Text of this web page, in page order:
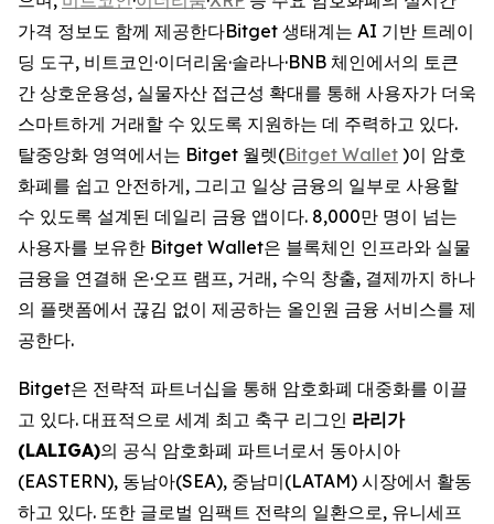
가격 정보도 함께 제공한다Bitget 생태계는 AI 기반 트레이
딩 도구, 비트코인·이더리움·솔라나·BNB 체인에서의 토큰
간 상호운용성, 실물자산 접근성 확대를 통해 사용자가 더욱
스마트하게 거래할 수 있도록 지원하는 데 주력하고 있다.
탈중앙화 영역에서는 Bitget 월렛(Bitget Wallet )이 암호
화폐를 쉽고 안전하게, 그리고 일상 금융의 일부로 사용할
수 있도록 설계된 데일리 금융 앱이다. 8,000만 명이 넘는
사용자를 보유한 Bitget Wallet은 블록체인 인프라와 실물
금융을 연결해 온·오프 램프, 거래, 수익 창출, 결제까지 하나
의 플랫폼에서 끊김 없이 제공하는 올인원 금융 서비스를 제
공한다.
Bitget은 전략적 파트너십을 통해 암호화폐 대중화를 이끌
고 있다. 대표적으로 세계 최고 축구 리그인 라리가
(LALIGA)의 공식 암호화폐 파트너로서 동아시아
(EASTERN), 동남아(SEA), 중남미(LATAM) 시장에서 활동
하고 있다. 또한 글로벌 임팩트 전략의 일환으로, 유니세프